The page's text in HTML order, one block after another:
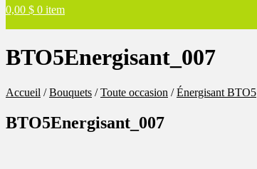
0,00 $ 0 item
BTO5Energisant_007
Accueil /Bouquets /Toute occasion /Énergisant BTO5
BTO5Energisant_007